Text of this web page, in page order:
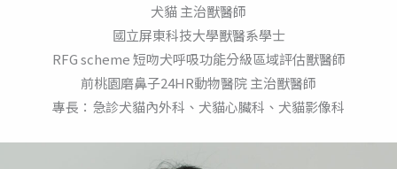
犬貓 主治獸醫師
國立屏東科技大學獸醫系學士
RFG scheme 短吻犬呼吸功能分級區域評估獸醫師
前桃園磨鼻子24HR動物醫院 主治獸醫師
專長：急診犬貓內外科、犬貓心臟科、犬貓影像科